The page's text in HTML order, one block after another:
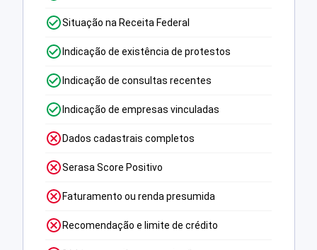
Situação na Receita Federal
Indicação de existência de protestos
Indicação de consultas recentes
Indicação de empresas vinculadas
Dados cadastrais completos
Serasa Score Positivo
Faturamento ou renda presumida
Recomendação e limite de crédito